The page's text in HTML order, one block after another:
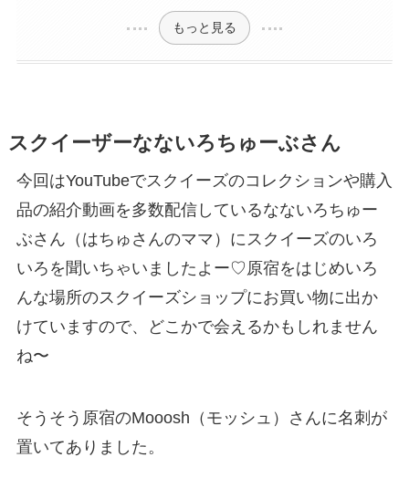
もっと見る
スクイーザーなないろちゅーぶさん
今回はYouTubeでスクイーズのコレクションや購入
品の紹介動画を多数配信しているなないろちゅー
ぶさん（はちゅさんのママ）にスクイーズのいろ
いろを聞いちゃいましたよー♡原宿をはじめいろ
んな場所のスクイーズショップにお買い物に出か
けていますので、どこかで会えるかもしれません
ね〜
そうそう原宿のMooosh（モッシュ）さんに名刺が
置いてありました。